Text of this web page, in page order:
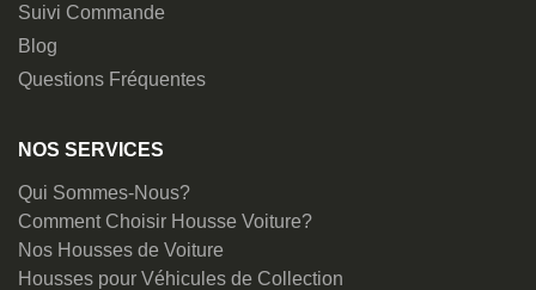
Suivi Commande
Blog
Questions Fréquentes
NOS SERVICES
Qui Sommes-Nous?
Comment Choisir Housse Voiture?
Nos Housses de Voiture
Housses pour Véhicules de Collection